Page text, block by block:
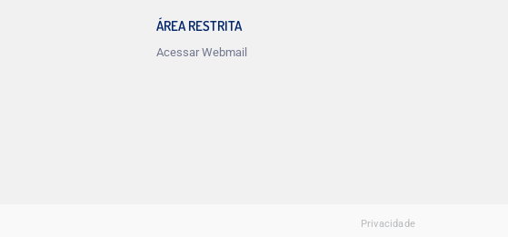
ÁREA RESTRITA
Acessar Webmail
Privacidade